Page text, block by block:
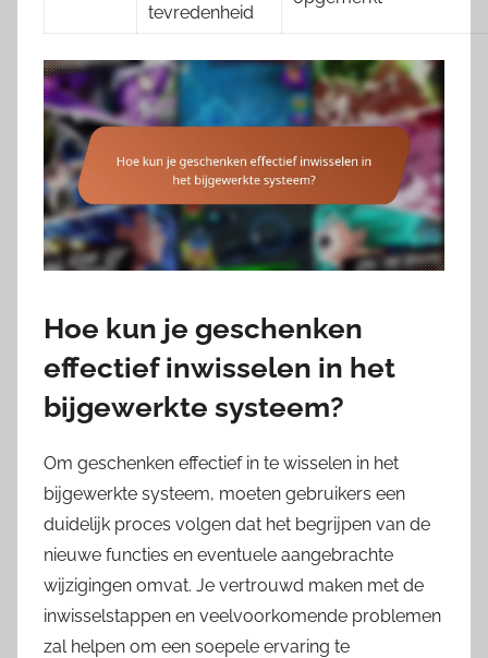
tevredenheid
Hoe kun je geschenken
effectief inwisselen in het
bijgewerkte systeem?
Om geschenken effectief in te wisselen in het
bijgewerkte systeem, moeten gebruikers een
duidelijk proces volgen dat het begrijpen van de
nieuwe functies en eventuele aangebrachte
wijzigingen omvat. Je vertrouwd maken met de
inwisselstappen en veelvoorkomende problemen
zal helpen om een soepele ervaring te